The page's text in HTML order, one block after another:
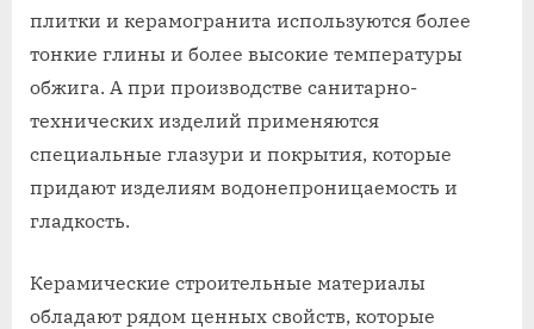
плитки и керамогранита используются более
тонкие глины и более высокие температуры
обжига. А при производстве санитарно-
технических изделий применяются
специальные глазури и покрытия, которые
придают изделиям водонепроницаемость и
гладкость.
Керамические строительные материалы
обладают рядом ценных свойств, которые